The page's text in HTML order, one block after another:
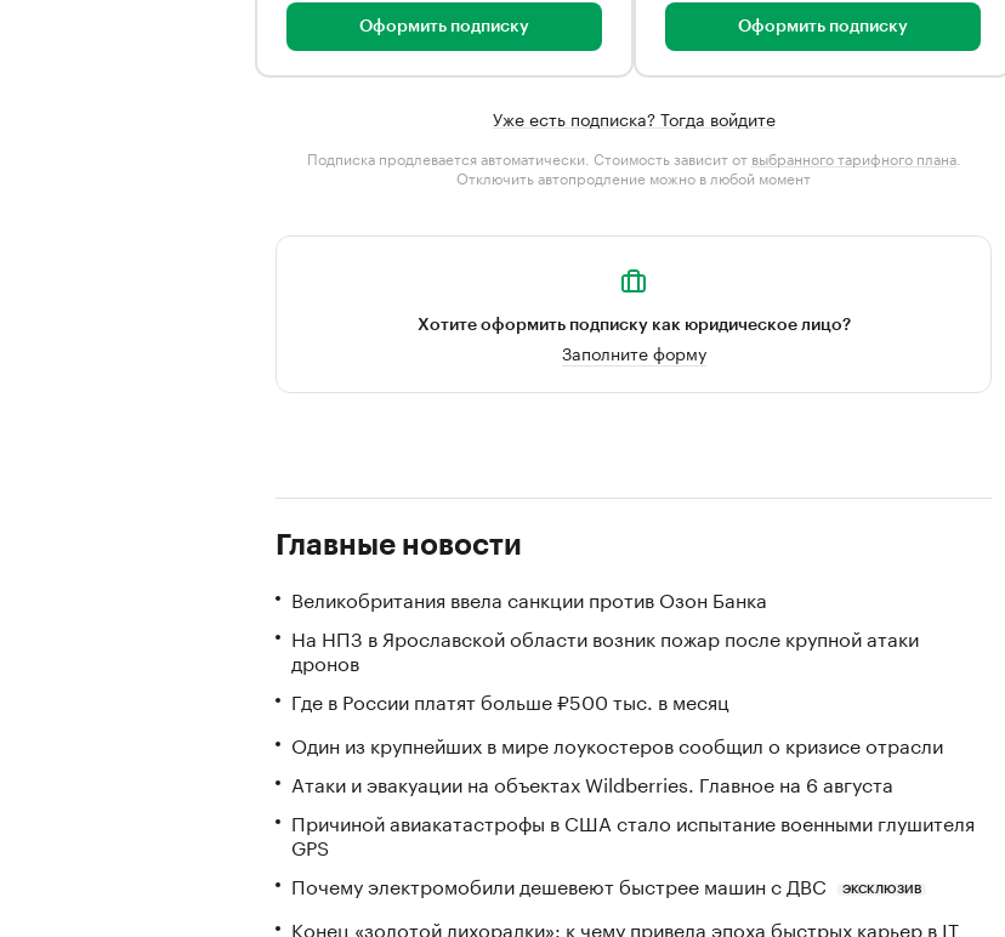
Оформить подписку Оформить подписку
Уже есть подписка? Тогда войдите
Подписка продлевается автоматически. Стоимость зависит от выбранного тарифного плана.
Отключить автопродление можно в любой момент
Хотите оформить подписку как юридическое лицо?
Заполните форму
Главные новости
Великобритания ввела санкции против Озон Банка
На НПЗ в Ярославской области возник пожар после крупной атаки
дронов
Где в России платят больше ₽500 тыс. в месяц
Один из крупнейших в мире лоукостеров сообщил о кризисе отрасли
Атаки и эвакуации на объектах Wildberries. Главное на 6 августа
Причиной авиакатастрофы в США стало испытание военными глушителя
GPS
Почему электромобили дешевеют быстрее машин с ДВС
ЭКСКЛЮЗИВ
Конец «золотой лихорадки»: к чему привела эпоха быстрых карьер в IT